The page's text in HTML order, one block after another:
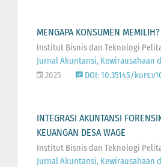
MENGAPA KONSUMEN
Institut Bisnis dan Teknologi
Jurnal Akuntansi, Kewirausahaan
2025
DOI: 10.35145/
INTEGRASI AKUNTANSI
KEUANGAN DESA WAGE
Institut Bisnis dan Teknologi
Jurnal Akuntansi, Kewirausahaan